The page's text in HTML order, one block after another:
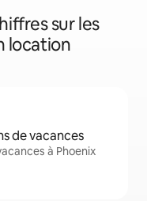
sur les
location
de vacances
à Phoenix